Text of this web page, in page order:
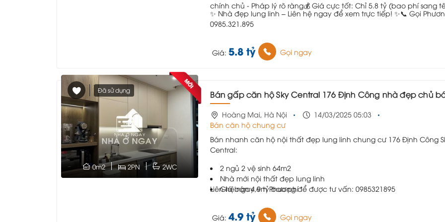
chính chủ - Pháp lý rõ ràng💰 Giá cực tốt: Chỉ 5.8 tỷ (bao phí sang
✨ Nhà đẹp lung linh – Liên hệ ngay để xem trực tiếp! ✨📞 Gọi
0985.321.895
Giá:5.8 tỷ Gọi ngay
Đã sử dụng
0m2 2PN 2WC
Bán gấp căn hộ Sky Central 176 Định Công nhà đẹp chủ bán chưa tới 5 tỷ bao thêm phí
Hoàng Mai, Hà Nội
14/03/2025 05:03
Bán căn hộ chung cư
Bán nhanh căn hộ nội thất đẹp lung linh chung cư 176 Định Công
Central:
2 ngủ 2 vệ sinh 64m2
Nhà mới nội thất đẹp lung linh
Giá bán 4,9 tỷ bao phí
Liên hệ ngay em Phương để được tư vấn: 0985321895
Giá:4.9 tỷ Gọi ngay